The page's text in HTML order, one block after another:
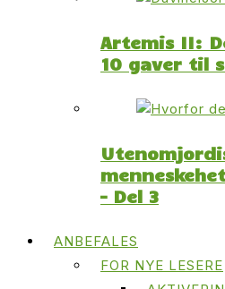
Artemis II:
10 gaver til
– Del 3
ANBEFALES
FOR NYE LESERE